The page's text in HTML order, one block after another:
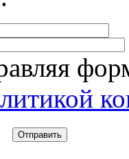
Отправить